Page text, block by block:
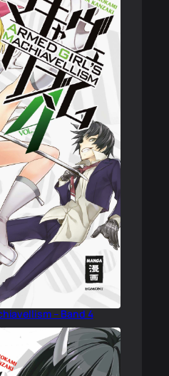
– Band 4